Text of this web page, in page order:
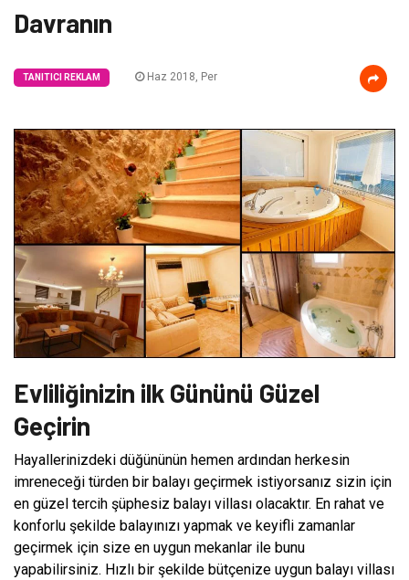
Davranın
TANITICI REKLAM Haz 2018, Per
Evliliğinizin ilk Gününü Güzel
Geçirin
Hayallerinizdeki düğününün hemen ardından herkesin
imreneceği türden bir balayı geçirmek istiyorsanız sizin için
en güzel tercih şüphesiz balayı villası olacaktır. En rahat ve
konforlu şekilde balayınızı yapmak ve keyifli zamanlar
geçirmek için size en uygun mekanlar ile bunu
yapabilirsiniz. Hızlı bir şekilde bütçenize uygun balayı villası